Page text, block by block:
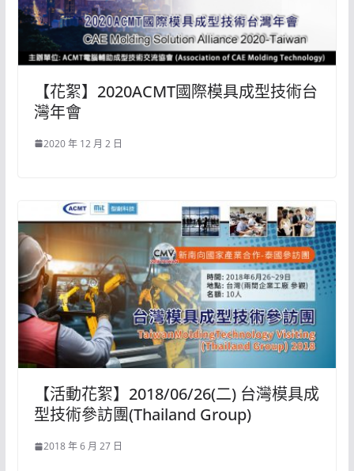
【花絮】2020ACMT國際模具成型技術台
灣年會
2020 年 12 月 2 日
【活動花絮】2018/06/26(二) 台灣模具成
型技術參訪團(Thailand Group)
2018 年 6 月 27 日